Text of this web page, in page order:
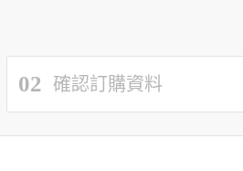
02 確認訂購資料